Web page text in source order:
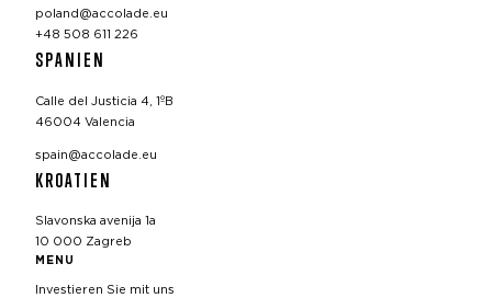
poland@accolade.eu
+48 508 611 226
SPANIEN
Calle del Justicia 4, 1ºB
46004 Valencia
spain@accolade.eu
KROATIEN
Slavonska avenija 1a
10 000 Zagreb
MENU
Investieren Sie mit uns